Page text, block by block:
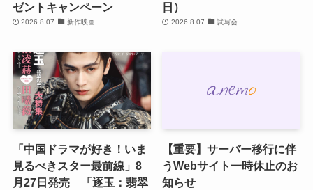
ゼントキャンペーン
2026.8.07 新作映画
日）
2026.8.07 試写会
「中国ドラマが好き！いま
見るべきスター最前線」8
月27日発売 「逐玉：翡翠
【重要】サーバー移行に伴
うWebサイト一時休止のお
知らせ